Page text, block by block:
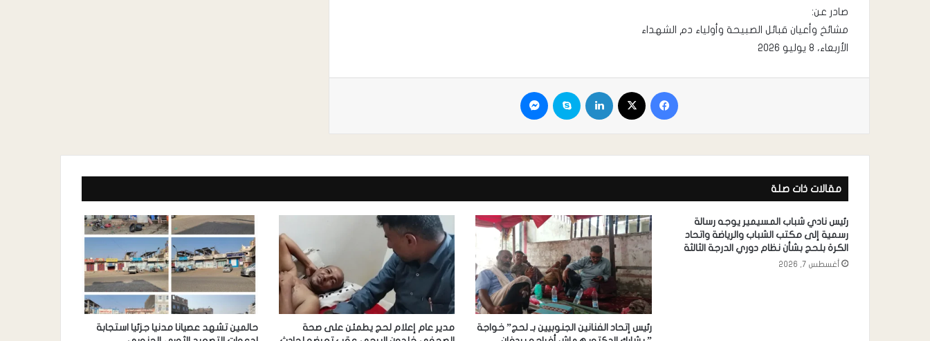
​صادر عن:
مشائخ وأعيان قبائل الصبيحة وأولياء دم الشهداء
الأربعاء، ٨ يوليو ٢٠٢٦
مقالات ذات صلة
رئيس نادي شباب المسيمير يوجه رسالة
رسمية إلى مكتب الشباب والرياضة واتحاد
الكرة بلحج بشأن نظام دوري الدرجة الثالثة
أغسطس 7, 2026
رئيس إتحاد الفنانين الجنوبيين بـ لحج” خواجة
مدير عام إعلام لحج يطمئن على صحة
حالمين تشهد عصيانا مدنيا جزئيا استجابة